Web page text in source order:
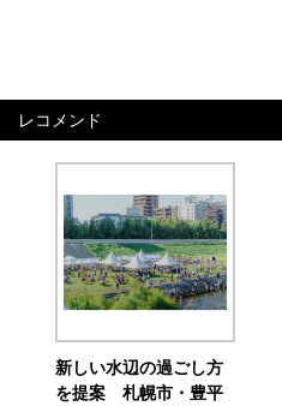
レコメンド
新しい水辺の過ごし方
を提案 札幌市・豊平